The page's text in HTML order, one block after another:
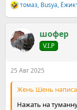
Р
е
к
ц
и
томаз, Busya, Ёжик
шофер
V.I.P
25 Авг 2025
Жень Шень
Нажать на